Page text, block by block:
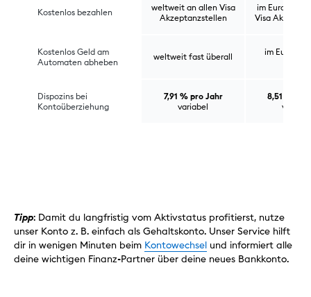
Kostenlos bezahlen
weltweit an allen Visa
Akzeptanzstellen
im Euroraum
Visa
Kostenlos Geld am
Automaten abheben
weltweit fast überall
im
Dispozins bei
Kontoüberziehung
7,91 % pro Jahr
variabel
8,51 % pro
Tipp: Damit du langfristig vom Aktivstatus profitierst, nutze
unser Konto z. B. einfach als Gehaltskonto. Unser Service hilft
dir in wenigen Minuten beim Kontowechsel und informiert alle
deine wichtigen Finanz-Partner über deine neues Bankkonto.